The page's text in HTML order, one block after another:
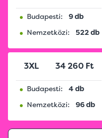
• Budapesti: 9 db
• Nemzetközi: 522 db
3XL 34 260 Ft
• Budapesti: 4 db
• Nemzetközi: 96 db